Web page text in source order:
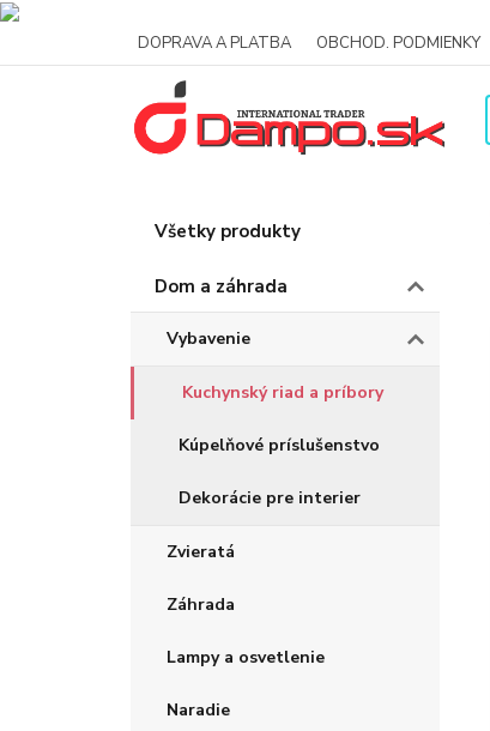
DOPRAVA A PLATBA OBCHOD. PODMIENKY
Všetky produkty
Dom a záhrada
Vybavenie
Kuchynský riad a príbory
Kúpelňové príslušenstvo
Dekorácie pre interier
Zvieratá
Záhrada
Lampy a osvetlenie
Naradie